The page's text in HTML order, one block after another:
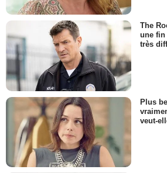
The
une fin
très
Plus
veut-